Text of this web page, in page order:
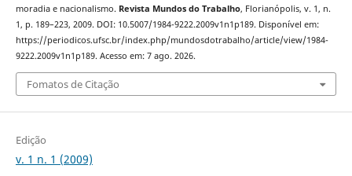
moradia e nacionalismo. Revista Mundos do Trabalho, Florianópolis, v. 1, n.
1, p. 189–223, 2009. DOI: 10.5007/1984-9222.2009v1n1p189. Disponível em:
https://periodicos.ufsc.br/index.php/mundosdotrabalho/article/view/1984-
9222.2009v1n1p189. Acesso em: 7 ago. 2026.
Fomatos de Citação
Edição
v. 1 n. 1 (2009)